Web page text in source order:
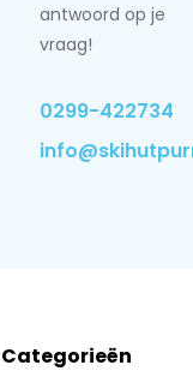
antwoord op je
vraag!
0299-422734
Categorieën